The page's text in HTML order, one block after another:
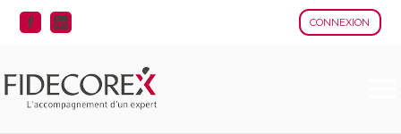
CONNEXION
Aller